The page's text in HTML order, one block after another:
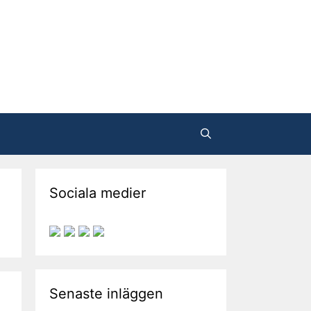
Sociala medier
Senaste inläggen